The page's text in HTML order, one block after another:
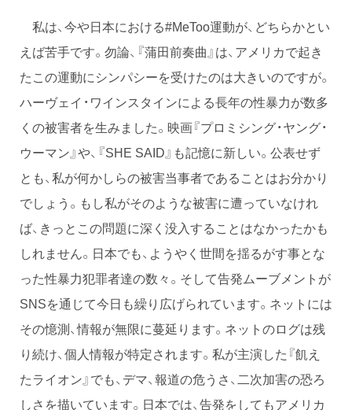
私は、今や日本における#MeToo運動が、どちらかとい
えば苦手です。勿論、『蒲田前奏曲』は、アメリカで起き
たこの運動にシンパシーを受けたのは大きいのですが。
ハーヴェイ・ワインスタインによる長年の性暴力が数多
くの被害者を生みました。映画『プロミシング・ヤング・
ウーマン』や、『SHE SAID』も記憶に新しい。公表せず
とも、私が何かしらの被害当事者であることはお分かり
でしょう。もし私がそのような被害に遭っていなけれ
ば、きっとこの問題に深く没入することはなかったかも
しれません。日本でも、ようやく世間を揺るがす事とな
った性暴力犯罪者達の数々。そして告発ムーブメントが
SNSを通じて今日も繰り広げられています。ネットには
その憶測、情報が無限に蔓延ります。ネットのログは残
り続け、個人情報が特定されます。私が主演した『飢え
たライオン』でも、デマ、報道の危うさ、二次加害の恐ろ
しさを描いています。日本では、告発をしてもアメリカ